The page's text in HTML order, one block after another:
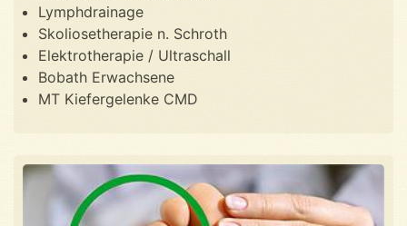
Lymphdrainage
Skoliosetherapie n. Schroth
Elektrotherapie / Ultraschall
Bobath Erwachsene
MT Kiefergelenke CMD